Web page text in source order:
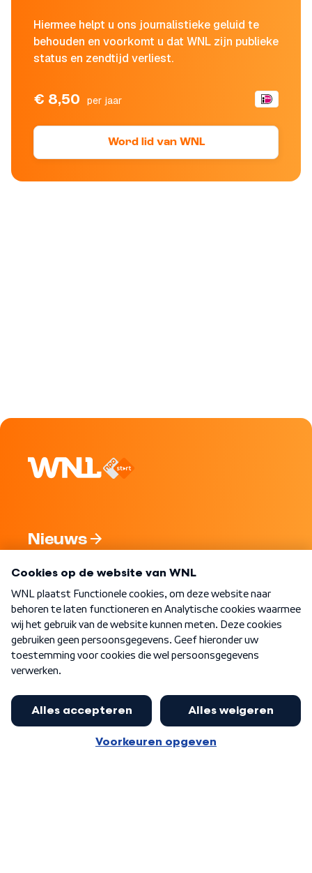
Hiermee helpt u ons journalistieke geluid te
behouden en voorkomt u dat WNL zijn publieke
status en zendtijd verliest.
€ 8,50 per jaar
Word lid van WNL
Nieuws
Nieuwsbrief
Word Lid